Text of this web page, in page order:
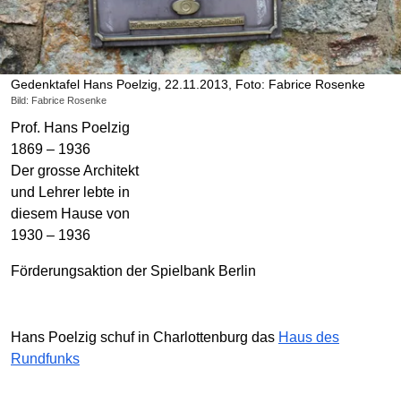
Gedenktafel Hans Poelzig, 22.11.2013, Foto: Fabrice Rosenke
Bild: Fabrice Rosenke
Prof. Hans Poelzig
1869 – 1936
Der grosse Architekt
und Lehrer lebte in
diesem Hause von
1930 – 1936
Förderungsaktion der Spielbank Berlin
Hans Poelzig schuf in Charlottenburg das Haus des
Rundfunks